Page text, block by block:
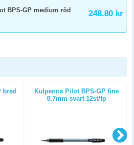
BPS-GP medium röd
248.80 kr
bred
Kulpenna Pilot BPS-GP fine
0,7mm svart 12st/fp